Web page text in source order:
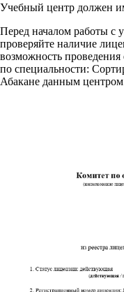
Учебный центр должен
Перед началом работы с
проверяйте наличие
возможность
по специальности:
Абакане данным